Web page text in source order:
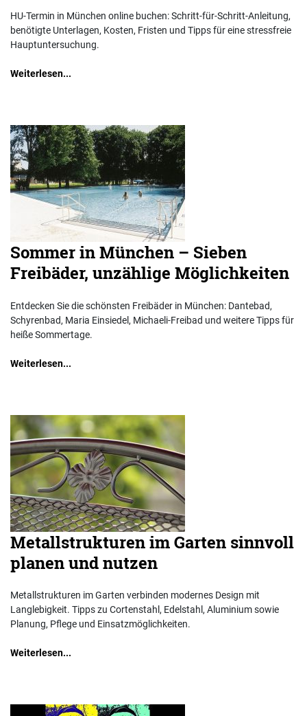
HU-Termin in München online buchen: Schritt-für-Schritt-Anleitung,
benötigte Unterlagen, Kosten, Fristen und Tipps für eine stressfreie
Hauptuntersuchung.
Weiterlesen...
Sommer in München – Sieben
Freibäder, unzählige Möglichkeiten
Entdecken Sie die schönsten Freibäder in München: Dantebad,
Schyrenbad, Maria Einsiedel, Michaeli-Freibad und weitere Tipps für
heiße Sommertage.
Weiterlesen...
Metallstrukturen im Garten sinnvoll
planen und nutzen
Metallstrukturen im Garten verbinden modernes Design mit
Langlebigkeit. Tipps zu Cortenstahl, Edelstahl, Aluminium sowie
Planung, Pflege und Einsatzmöglichkeiten.
Weiterlesen...